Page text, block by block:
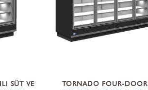
HAVA DEPOLARI
REFERANSLARIMIZ
ÜRÜN TİPİ -4
TALEP FORMU
SÜT VE
TORNADO FOUR-DOOR